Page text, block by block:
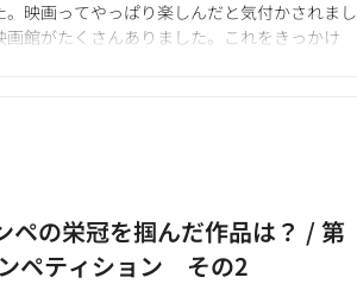
映画ってやっぱり楽しんだと気付かされまし
館がたくさんありました。これをきっかけ
ペの栄冠を掴んだ作品は？ / 第
ペティション その2